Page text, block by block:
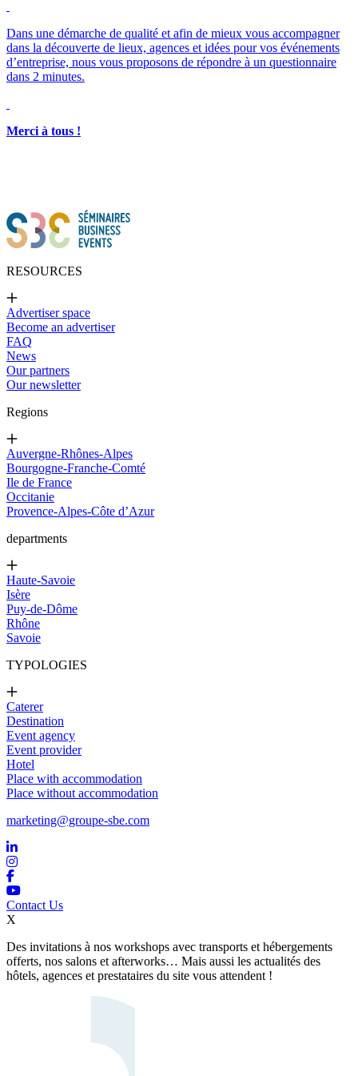
Merci à tous !
RESOURCES
Advertiser space
Become an advertiser
FAQ
News
Our partners
Our newsletter
Regions
Auvergne-Rhônes-Alpes
Bourgogne-Franche-Comté
Ile de France
Occitanie
Provence-Alpes-Côte d’Azur
departments
Haute-Savoie
Isère
Puy-de-Dôme
Rhône
Savoie
TYPOLOGIES
Caterer
Destination
Event agency
Event provider
Hotel
Place with accommodation
Place without accommodation
marketing@groupe-sbe.com
Contact Us
X
Des invitations à nos workshops avec transports et hébergements
offerts, nos salons et afterworks… Mais aussi les actualités des
hôtels, agences et prestataires du site vous attendent !